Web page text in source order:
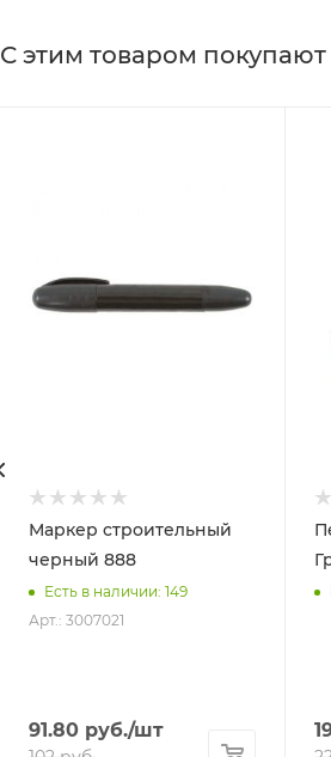
С этим товаром покупают
Маркер строительный
черный 888
Есть в наличии: 149
Арт.: 3007021
91.80 руб./шт